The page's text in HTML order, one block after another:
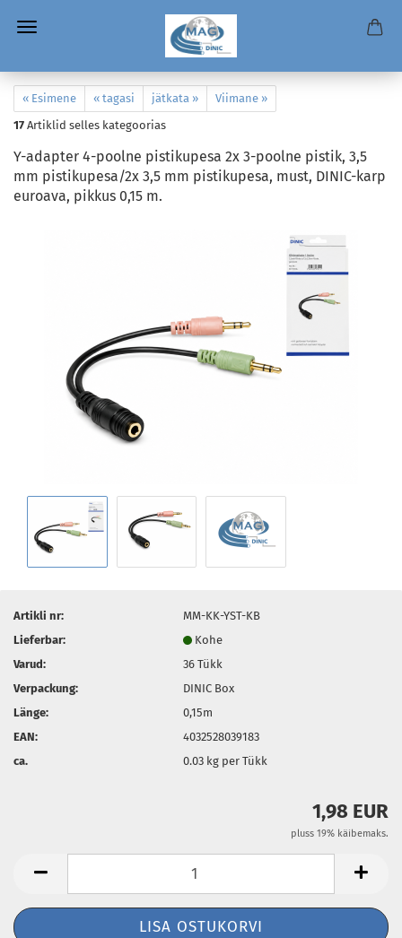
« Esimene « tagasi jätkata »
Viimane »
17 Artiklid selles kategoorias
Y-adapter 4-poolne pistikupesa 2x 3-poolne pistik, 3,5
mm pistikupesa/2x 3,5 mm pistikupesa, must, DINIC-karp
euroava, pikkus 0,15 m.
Artikli nr:
MM-KK-YST-KB
Lieferbar:
Kohe
Varud:
36Tükk
Verpackung:
DINIC Box
Länge:
0,15m
EAN:
4032528039183
ca.
0.03 kg per Tükk
1,98 EUR
pluss 19% käibemaks.